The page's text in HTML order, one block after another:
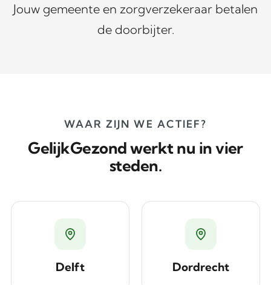
Jouw gemeente en zorgverzekeraar betalen
de doorbijter.
WAAR ZIJN WE ACTIEF?
GelijkGezond werkt nu in vier
steden.
Delft Dordrecht